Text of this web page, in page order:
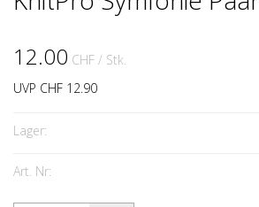
12.00 CHF / Stk.
UVP CHF 12.90
Lager:
Art. Nr: